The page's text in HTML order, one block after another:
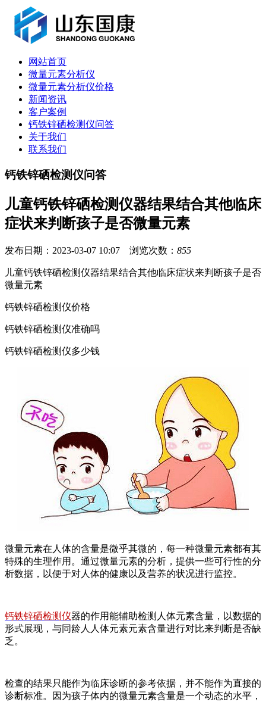
网站首页
微量元素分析仪
微量元素分析仪价格
新闻资讯
客户案例
钙铁锌硒检测仪问答
关于我们
联系我们
钙铁锌硒检测仪问答
儿童钙铁锌硒检测仪器结果结合其他临床
症状来判断孩子是否微量元素
发布日期：2023-03-07 10:07 浏览次数： 855
儿童钙铁锌硒检测仪器结果结合其他临床症状来判断孩子是否
微量元素
钙铁锌硒检测仪价格
钙铁锌硒检测仪准确吗
钙铁锌硒检测仪多少钱
微量元素在人体的含量是微乎其微的，每一种微量元素都有其
特殊的生理作用。通过微量元素的分析，提供一些可行性的分
析数据，以便于对人体的健康以及营养的状况进行监控。
钙铁锌硒检测仪器的作用能辅助检测人体元素含量，以数据的
形式展现，与同龄人人体元素元素含量进行对比来判断是否缺
乏。
检查的结果只能作为临床诊断的参考依据，并不能作为直接的
诊断标准。因为孩子体内的微量元素含量是一个动态的水平，